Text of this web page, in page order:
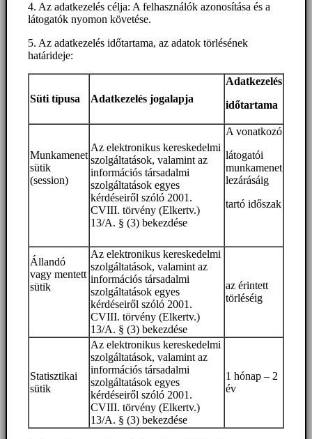
4. Az adatkezelés célja: A felhasználók azonosítása és a
látogatók nyomon követése.
5. Az adatkezelés időtartama, az adatok törlésének
határideje:
Süti típusa Adatkezelés jogalapja
Adatkezelés
időtartama
Munkamenet
sütik
(session)
Az elektronikus kereskedelmi
szolgáltatások, valamint az
információs társadalmi
szolgáltatások egyes
kérdéseiről szóló 2001.
CVIII. törvény (Elkertv.)
13/A. § (3) bekezdése
A vonatkozó
látogatói
munkamenet
lezárásáig
tartó időszak
Állandó
vagy mentett
sütik
Az elektronikus kereskedelmi
szolgáltatások, valamint az
információs társadalmi
szolgáltatások egyes
kérdéseiről szóló 2001.
CVIII. törvény (Elkertv.)
13/A. § (3) bekezdése
az érintett
törléséig
Statisztikai
sütik
Az elektronikus kereskedelmi
szolgáltatások, valamint az
információs társadalmi
szolgáltatások egyes
kérdéseiről szóló 2001.
CVIII. törvény (Elkertv.)
13/A. § (3) bekezdése
1 hónap – 2
év